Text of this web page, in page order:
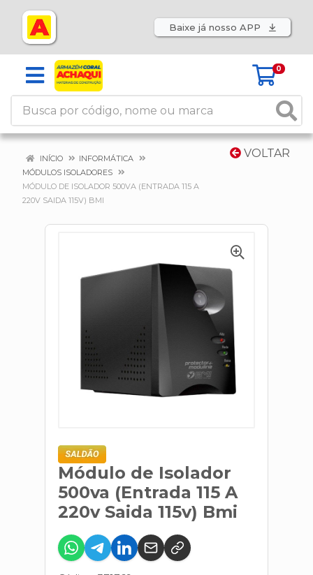
Baixe já nosso APP
0
VOLTAR
INÍCIO
INFORMÁTICA
MÓDULOS ISOLADORES
MÓDULO DE ISOLADOR 500VA (ENTRADA 115 A
220V SAIDA 115V) BMI
Módulo de Isolador
500va (Entrada 115 A
220v Saida 115v) Bmi